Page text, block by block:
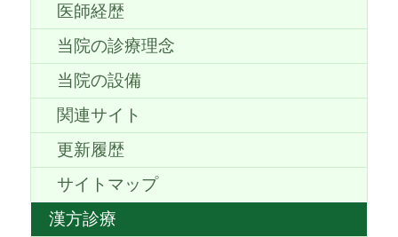
医師経歴
当院の診療理念
当院の設備
関連サイト
更新履歴
サイトマップ
漢方診療